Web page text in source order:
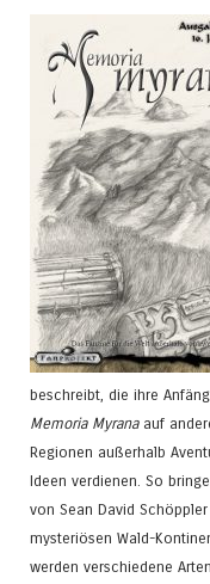
beschreibt, die ihre
Memoria Myranaauf
Regionen außerhalb
Ideen verdienen. So
von Sean David
mysteriösen Wald-
werden verschiedene